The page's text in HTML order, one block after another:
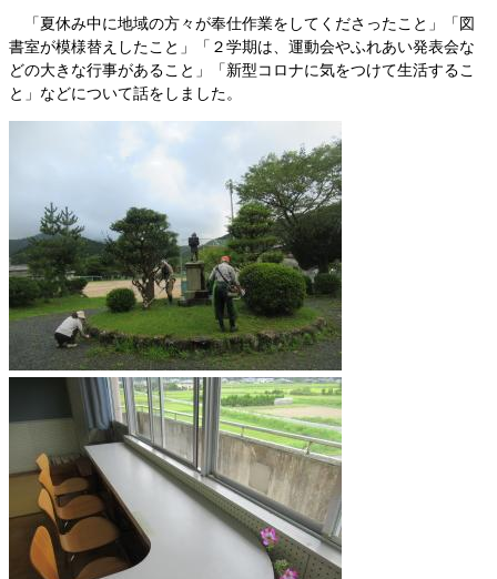
「夏休み中に地域の方々が奉仕作業をしてくださったこと」「図
書室が模様替えしたこと」「２学期は、運動会やふれあい発表会な
どの大きな行事があること」「新型コロナに気をつけて生活するこ
と」などについて話をしました。